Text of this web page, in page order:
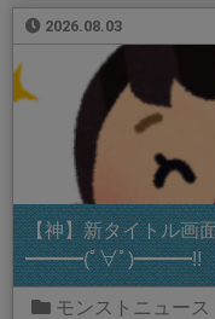
2026.08.03
【神】新タイトル画
━━━(ﾟ∀ﾟ)━━━!!
モンストニュース